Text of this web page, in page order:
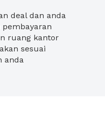
deal dan anda
ruang kantor
sesuai
anda